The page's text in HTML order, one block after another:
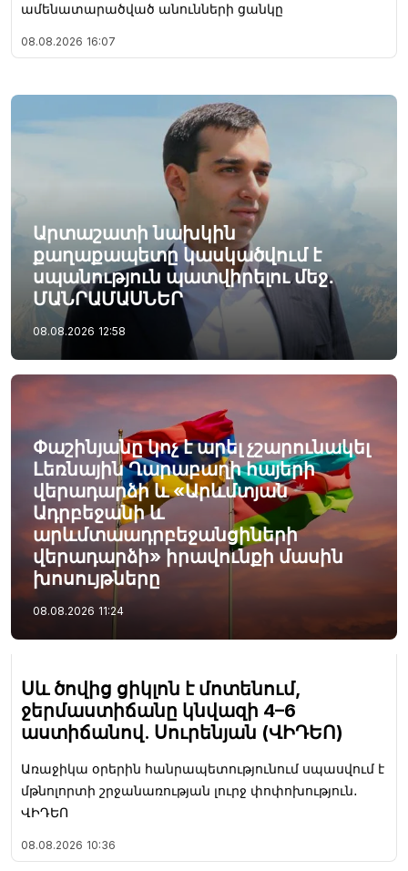
ամենատարածված անունների ցանկը
08.08.2026 16:07
Արտաշատի նախկին
քաղաքապետը կասկածվում է
սպանություն պատվիրելու մեջ․
ՄԱՆՐԱՄԱՍՆԵՐ
08.08.2026 12:58
Փաշինյանը կոչ է արել չշարունակել
Լեռնային Ղարաբաղի հայերի
վերադարձի և «Արևմտյան
Ադրբեջանի և
արևմտաադրբեջանցիների
վերադարձի» իրավունքի մասին
խոսույթները
08.08.2026 11:24
Սև ծովից ցիկլոն է մոտենում,
ջերմաստիճանը կնվազի 4–6
աստիճանով. Սուրենյան (ՎԻԴԵՈ)
Առաջիկա օրերին հանրապետությունում սպասվում է
մթնոլորտի շրջանառության լուրջ փոփոխություն․
ՎԻԴԵՈ
08.08.2026 10:36